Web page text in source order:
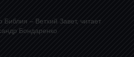
Библия – Ветхий Завет, читает
Бондаренко